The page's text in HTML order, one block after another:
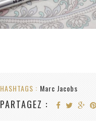
HASHTAGS : Marc Jacobs
PARTAGEZ :